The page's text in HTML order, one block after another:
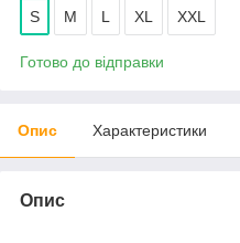
S M L XL XXL
Готово до відправки
Опис Характеристики
Опис